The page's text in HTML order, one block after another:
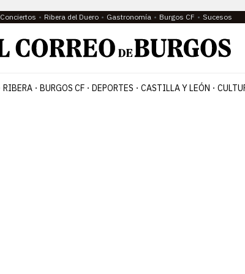
Conciertos Ribera del Duero Gastronomía Burgos CF Sucesos
RIBERA BURGOS CF DEPORTES CASTILLA Y LEÓN